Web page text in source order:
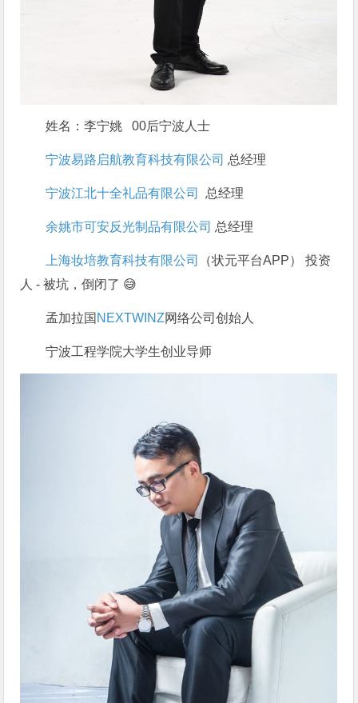
姓名：李宁姚 00后宁波人士
宁波易路启航教育科技有限公司 总经理
宁波江北十全礼品有限公司 总经理
余姚市可安反光制品有限公司 总经理
上海妆培教育科技有限公司
（状元平台APP） 投资
人 - 被坑，倒闭了 😅
孟加拉国 NEXTWINZ网络公司创始人
宁波工程学院大学生创业导师